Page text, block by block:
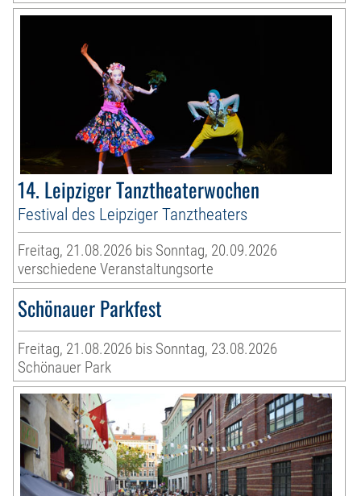
14. Leipziger Tanztheaterwochen
Festival des Leipziger Tanztheaters
Freitag, 21.08.2026 bis Sonntag, 20.09.2026
verschiedene Veranstaltungsorte
Schönauer Parkfest
Freitag, 21.08.2026 bis Sonntag, 23.08.2026
Schönauer Park